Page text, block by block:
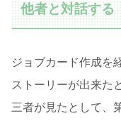
他者と対話する
ジョブカード作成を
ストーリーが出来た
三者が見たとして、